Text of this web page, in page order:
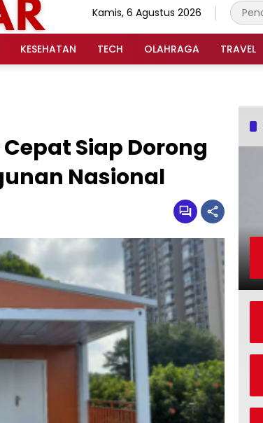
Kamis, 6 Agustus 2026
KESEHATAN TECH OLAHRAGA TRAVEL
Siap Dorong
Nasional